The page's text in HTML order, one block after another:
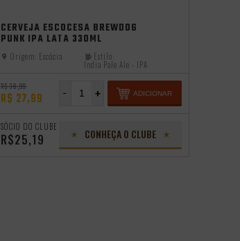
CERVEJA ESCOCESA BREWDOG
PUNK IPA LATA 330ML
Origem: Escócia Estilo:
India Pale Ale - IPA
R$ 36,99
R$ 27,99 +
- ADICIONAR
SÓCIO DO CLUBE
R$25,19 CONHEÇA O CLUBE